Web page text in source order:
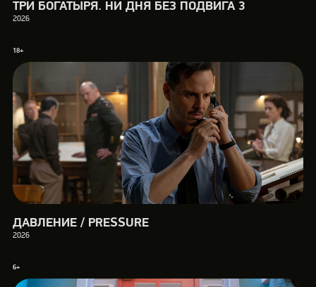
ТРИ БОГАТЫРЯ. НИ ДНЯ БЕЗ ПОДВИГА 3
2026
18+
ДАВЛЕНИЕ / PRESSURE
2026
6+